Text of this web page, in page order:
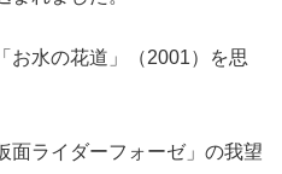
お水の花道」（2001）を思
面ライダーフォーゼ」の我望